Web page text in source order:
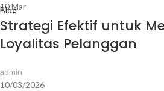
10Mar
Blog
Strategi Efektif untuk
Loyalitas Pelanggan
admin
10/03/2026